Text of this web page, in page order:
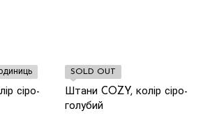
сіро-
SOLD OUT
Штани COZY, колір сіро-
голубий